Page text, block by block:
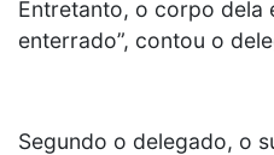
Entretanto, o corpo dela
enterrado”, contou o
Segundo o delegado, o